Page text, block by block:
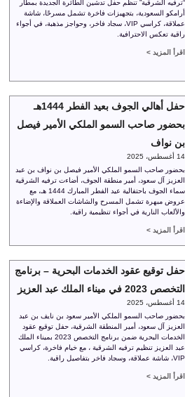
“ترفيه الشرقية” تنظم حفل تدشين الطائرة الجديدة بمطار
أرامكو السعودية، بتجهيزات فاخرة تشمل مسرحًا، شاشة
عملاقة، كراسي VIP، سجاد فاخر، وحواجز مذهبة، في أجواء
راقية تعكس الاحترافية.
اقرأ المزيد >
حفل أهالي الجوف بعيد الفطر 1444هـ
بحضور صاحب السمو الملكي الأمير فيصل
بن نواف
14 أغسطس، 2025
بحضور صاحب السمو الملكي الأمير فيصل بن نواف بن عبد
العزيز آل سعود، أمير منطقة الجوف، أضاءت ترفيه الشرقية
سماء الجوف باحتفالية عيد الفطر المبارك 1444 هـ، مع
عروض مبهرة تشمل المسرح والشاشات العملاقة والإضاءة
والألعاب النارية في أجواء تنظيمية راقية.
اقرأ المزيد >
حفل توقيع عقود الخدمات البحرية – برنامج
التخصص 2023 في ميناء الملك عبد العزيز
14 أغسطس، 2025
بحضور صاحب السمو الملكي الأمير سعود بن نايف بن عبد
العزيز آل سعود، أمير المنطقة الشرقية، حفل توقيع عقود
الخدمات البحرية ضمن برنامج التخصص 2023 بميناء الملك
عبد العزيز تنظيم ترفيه الشرقية ، مع خيام فاخرة، كراسي
VIP، شاشة عملاقة، وسجاد فاخر بتفاصيل راقية.
اقرأ المزيد >